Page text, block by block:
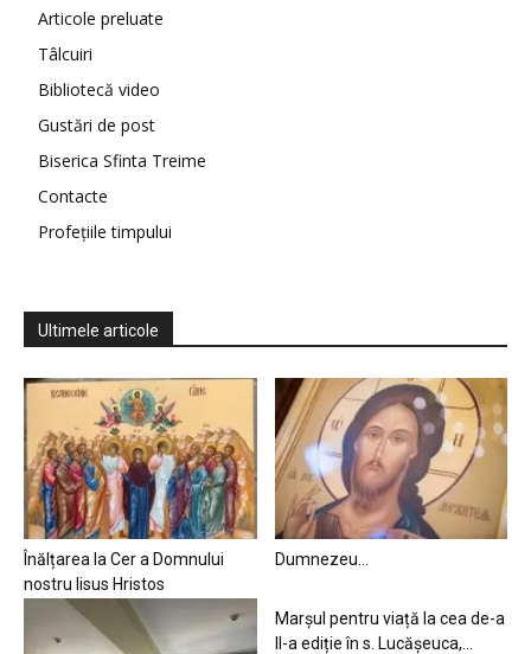
Articole preluate
Tâlcuiri
Bibliotecă video
Gustări de post
Biserica Sfinta Treime
Contacte
Profețiile timpului
Ultimele articole
Înălțarea la Cer a Domnului
nostru Iisus Hristos
Dumnezeu…
Marșul pentru viață la cea de-a
II-a ediție în s. Lucășeuca,...